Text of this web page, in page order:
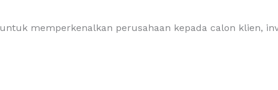
memperkenalkan perusahaan kepada calon klien,